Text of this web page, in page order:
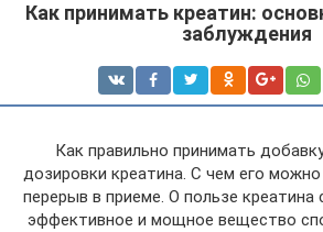
Как принимать креатин:
заблуждения
Как правильно принимать
дозировки креатина. С чем его
перерыв в приеме. О пользе креатина
эффективное и мощное вещество